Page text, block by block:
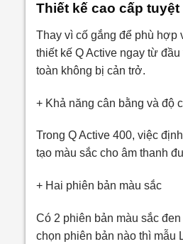
Thiết kế cao cấp tuyệt
Thay vì cố gắng để phù hợp
thiết kế Q Active ngay từ
toàn không bị cản trở.
+ Khả năng cân bằng và độ
Trong Q Active 400, việc
tạo màu sắc cho âm thanh
+ Hai phiên bản màu sắc
Có 2 phiên bản màu sắc
chọn phiên bản nào thì mẫu